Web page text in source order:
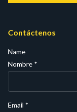
Contáctenos
Name
Nombre *
Email *